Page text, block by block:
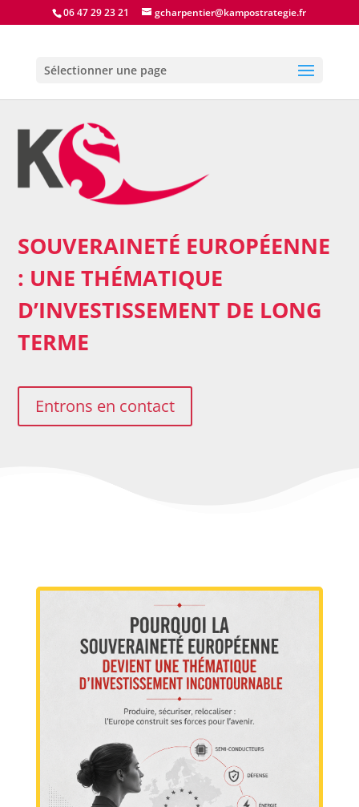
06 47 29 23 21 gcharpentier@kampostrategie.fr
Sélectionner une page
SOUVERAINETÉ EUROPÉENNE
: UNE THÉMATIQUE
D’INVESTISSEMENT DE LONG
TERME
Entrons en contact